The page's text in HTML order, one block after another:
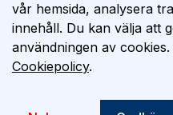
Om
vår hemsida, analysera
innehåll. Du kan välja att
användningen av
Cookiepolicy.